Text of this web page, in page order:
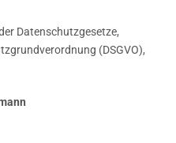
Datenschutzgesetze,
(DSGVO),